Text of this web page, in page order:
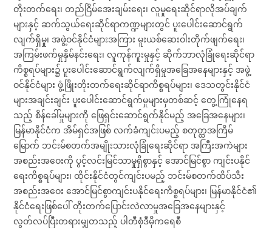
တိုးတက်ရေး၊ တည်ငြိမ်အေးချမ်းရေး၊ လူမှုရေးဆိုင်ရာလိုအပ်ချက်
များနှင့် ဆက်သွယ်ရေးဆိုင်ရာကဏ္ဍများတွင် ပူးပေါင်းဆောင်ရွက်
လျက်ရှိမှု၊ အဖွဲ့ဝင်နိုင်ငံများအကြား မူးယစ်ဆေးဝါးတိုက်ဖျက်ရေး၊
အကြမ်းဖက်မှုနှိမ်နင်းရေး၊ လူကုန်ကူးမှုနှင့် ဆိုက်ဘာလုံခြုံရေးဆိုင်ရာ
ကိစ္စရပ်များ၌ ပူးပေါင်းဆောင်ရွက်လျက်ရှိမှုအခြေအနေများနှင့် အဖွဲ့
ဝင်နိုင်ငံများ ဖွံ့ဖြိုးတိုးတက်ရေးဆိုင်ရာကိစ္စရပ်များ၊ ဒေသတွင်းနိုင်ငံ
များအချင်းချင်း ပူးပေါင်းဆောင်ရွက်မှုများမှတစ်ဆင့် တွေ့ကြုံနေရ
သည့် စိန်ခေါ်မှုများကို ဖြေရှင်းဆောင်ရွက်နိုင်မည့် အခြေအနေများ၊
မြန်မာနိုင်ငံက အိမ်ရှင်အဖြစ် လက်ခံကျင်းပမည့် စတုတ္ထအကြိမ်
မြောက် ဘင်းမ်စတက်အမျိုးသားလုံခြုံရေးဆိုင်ရာ အကြီးအကဲများ
အစည်းအဝေးကို ပွင့်လင်းမြင်သာမှုရှိစွာနှင့် အောင်မြင်စွာ ကျင်းပနိုင်
ရေးကိစ္စရပ်များ၊ ထိုင်းနိုင်ငံတွင်ကျင်းပမည့် ဘင်းမ်စတက်ထိပ်သီး
အစည်းအဝေး အောင်မြင်စွာကျင်းပနိုင်ရေးကိစ္စရပ်များ၊ မြန်မာနိုင်ငံ၏
နိုင်ငံရေးဖြစ်ပေါ် တိုးတက်ပြောင်းလဲလာမှုအခြေအနေများနှင့်
လွတ်လပ်ပြီးတရားမျှတသည့် ပါတီစုံဒီမိုကရေစီ